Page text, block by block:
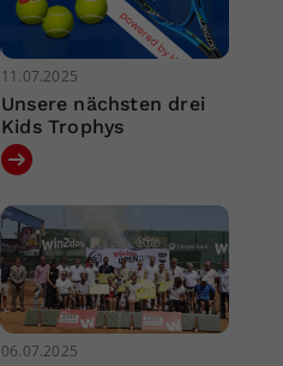
11.07.2025
Unsere nächsten drei
Kids Trophys
06.07.2025